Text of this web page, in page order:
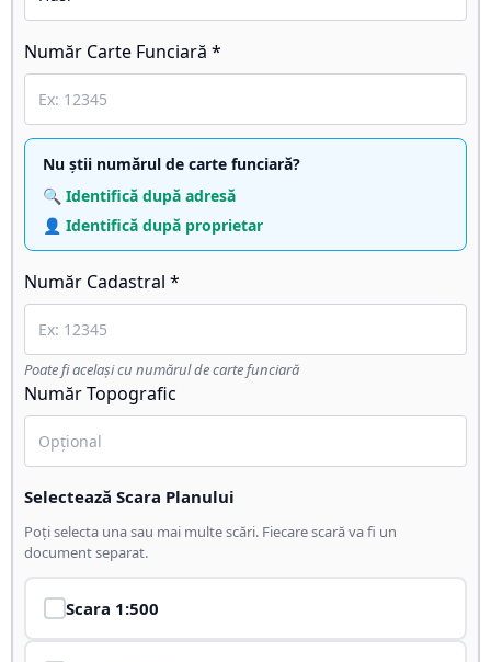
Număr Carte Funciară *
Nu știi numărul de carte funciară?
🔍 Identifică după adresă
👤 Identifică după proprietar
Număr Cadastral *
Poate fi același cu numărul de carte funciară
Număr Topografic
Selectează Scara Planului
Poți selecta una sau mai multe scări. Fiecare scară va fi un
document separat.
Scara 1:500